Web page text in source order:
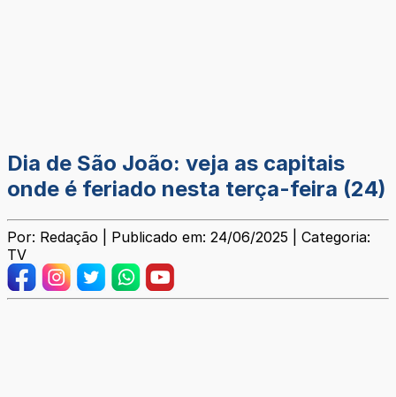
Dia de São João: veja as capitais
onde é feriado nesta terça-feira (24)
Por: Redação | Publicado em: 24/06/2025 | Categoria:
TV